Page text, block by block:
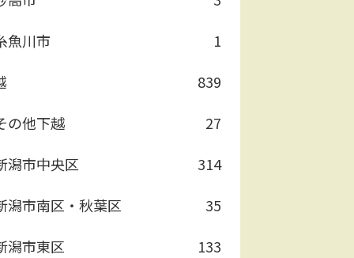
魚川市
1
839
の他下越
27
潟市中央区
314
潟市南区・秋葉区
35
潟市東区
133